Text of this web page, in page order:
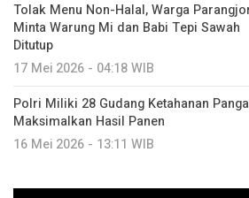
Tolak Menu Non-Halal, Warga
Minta Warung Mi dan Babi Tepi Sawah
Ditutup
17 Mei 2026 - 04:18 WIB
Polri Miliki 28 Gudang Ketahanan
Maksimalkan Hasil Panen
16 Mei 2026 - 13:11 WIB